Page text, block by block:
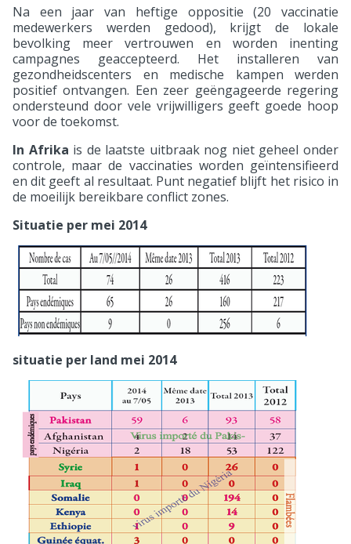
Na een jaar van heftige oppositie (20 vaccinatie
medewerkers werden gedood), krijgt de lokale
bevolking meer vertrouwen en worden inenting
campagnes geaccepteerd. Het installeren van
gezondheidscenters en medische kampen werden
positief ontvangen. Een zeer geëngageerde regering
ondersteund door vele vrijwilligers geeft goede hoop
voor de toekomst.
In Afrika is de laatste uitbraak nog niet geheel onder
controle, maar de vaccinaties worden geïntensifieerd
en dit geeft al resultaat. Punt negatief blijft het risico in
de moeilijk bereikbare conflict zones.
Situatie per mei 2014
situatie per land mei 2014